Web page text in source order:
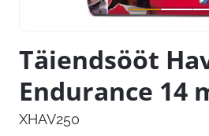
Täiendsööt
Endurance 14
XHAV250